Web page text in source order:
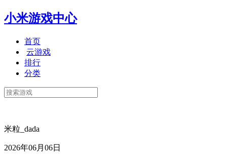
小米游戏中心
首页
云游戏
排行
分类
米粒_dada
2026年06月06日